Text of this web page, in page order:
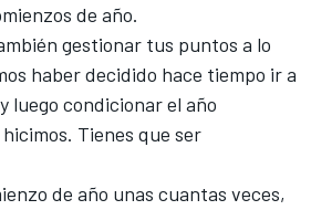
de año.
gestionar tus puntos a lo
haber decidido hace tiempo ir a
luego condicionar el año
Tienes que ser
de año unas cuantas veces,